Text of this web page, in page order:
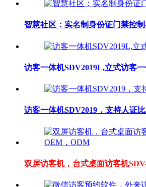
智慧社区：实名制身份证门禁控
访客一体机SDV2019L,立式访客
访客一体机SDV2019，支持人证
双屏访客机，台式桌面访客机